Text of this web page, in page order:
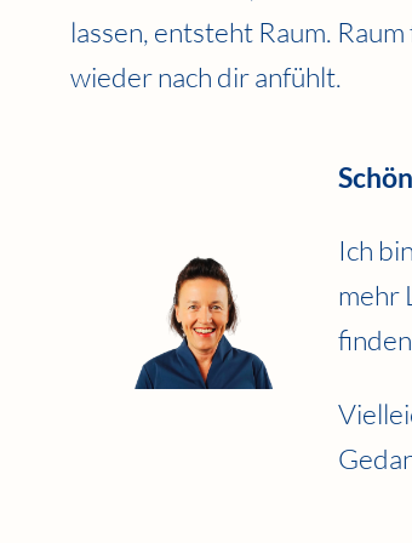
lassen, entsteht Raum.
wieder nach dir anfühlt.
Ich
mehr